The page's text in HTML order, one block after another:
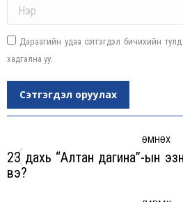
Дараагийн удаа сэтгэгдэл бичихийн
хадгална уу.
Сэтгэгдэл оруулах
navigation
ӨМНӨХ
23 дахь “Алтан дагина”-ын
вэ?